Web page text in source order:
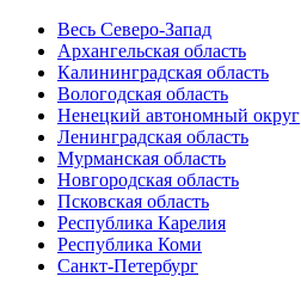
Весь Северо-Запад
Архангельская область
Калининградская область
Вологодская область
Ненецкий автономный округ
Ленинградская область
Мурманская область
Новгородская область
Псковская область
Республика Карелия
Республика Коми
Санкт-Петербург